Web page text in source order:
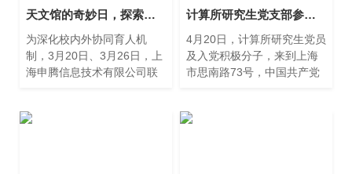
天文馆的奇妙日，探索科普传播新范式
为深化校内外协同育人机
制，3月20日、3月26日，上
海申腾信息技术有限公司联
一小学康平校区、华展校区
计算所研究生党支部参观周公馆，重温党史备受鼓舞
4月20日，计算所研究生党员
及入党积极分子，来到上海
市思南路73号，中国共产党
动。 中国共产党代表团驻沪